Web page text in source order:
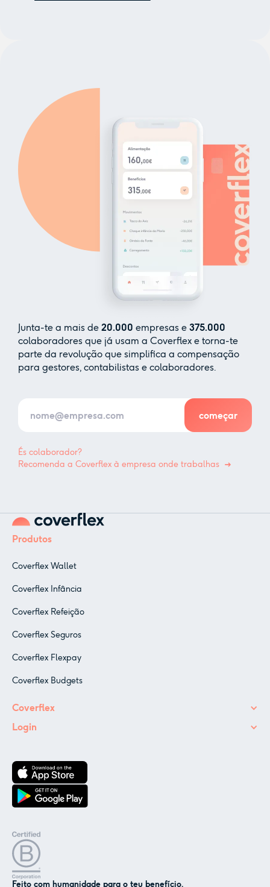
Junta-te a mais de 20.000 empresas e 375.000
colaboradores que já usam a Coverflex e torna-te
parte da revolução que simplifica a compensação
para gestores, contabilistas e colaboradores.
És colaborador?
Recomenda a Coverflex à empresa onde trabalhas
Produtos
Coverflex Wallet
Coverflex Infância
Coverflex Refeição
Coverflex Seguros
Coverflex Flexpay
Coverflex Budgets
Coverflex
Login
Feito com humanidade para o teu benefício.